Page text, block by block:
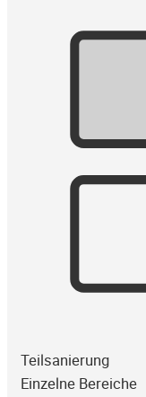
Teilsanierung
Einzelne Bereiche